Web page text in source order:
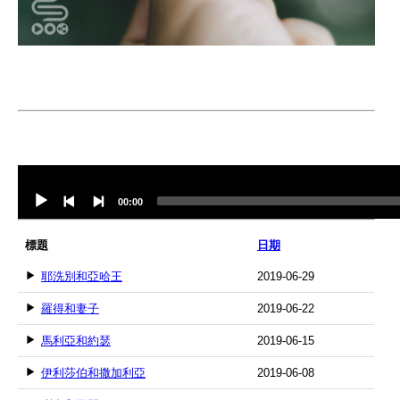
Player
00:00
標題 日期
耶洗別和亞哈王 2019-06-29
羅得和妻子 2019-06-22
馬利亞和約瑟 2019-06-15
伊利莎伯和撒加利亞 2019-06-08